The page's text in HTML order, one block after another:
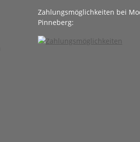
Zahlungsmöglichkeiten bei
Pinneberg: